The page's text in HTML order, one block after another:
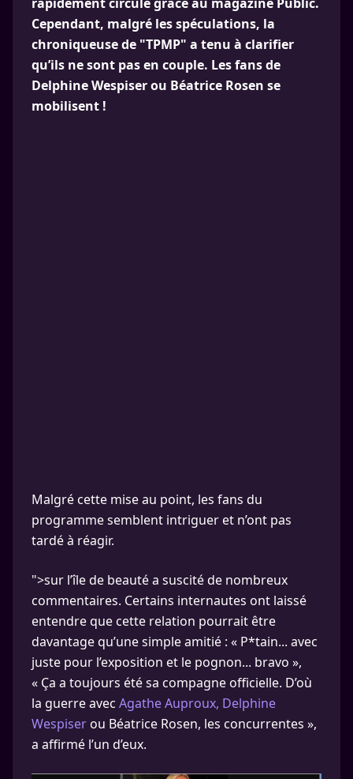
Cependant, malgré les spéculations, la
chroniqueuse de "TPMP" a tenu à clarifier
qu’ils ne sont pas en couple. Les fans de
Delphine Wespiser ou Béatrice Rosen se
mobilisent !
Malgré cette mise au point, les fans du
programme semblent intriguer et n’ont pas
tardé à réagir.
">sur l’île de beauté a suscité de nombreux
commentaires. Certains internautes ont laissé
entendre que cette relation pourrait être
davantage qu’une simple amitié : « P*tain... avec
juste pour l’exposition et le pognon... bravo »,
« Ça a toujours été sa compagne officielle. D’où
la guerre avec Agathe Auproux, Delphine
Wespiser ou Béatrice Rosen, les concurrentes »,
a affirmé l’un d’eux.